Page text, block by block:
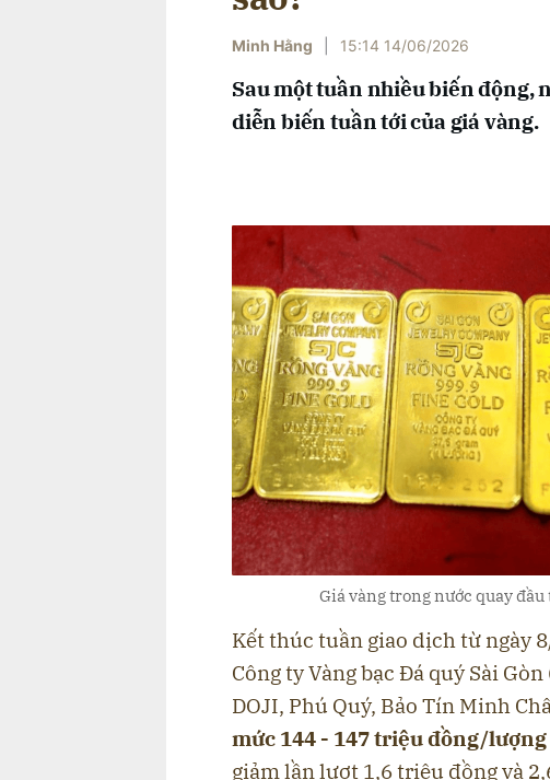
Minh Hằng 15:14 14/06/2026
Sau một tuần nhiều biến động,
diễn biến tuần tới của giá vàng.
Giá vàng trong nước quay
Kết thúc tuần giao dịch từ ngày
Công ty Vàng bạc Đá quý Sài
DOJI, Phú Quý, Bảo Tín Minh
mức 144 - 147 triệu đồng/
giảm lần lượt 1,6 triệu đồng và